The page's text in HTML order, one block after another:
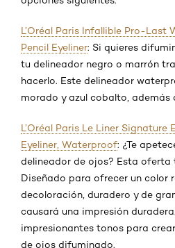
L’Oréal Paris Infallible Pro-Last
Pencil Eyeliner: Si quieres
tu delineador negro o marrón
hacerlo. Este delineador
morado y azul cobalto, además
L’Oréal Paris Le Liner Signature
Eyeliner, Waterproof: ¿Te
delineador de ojos? Esta oferta
Diseñado para ofrecer un color
decoloración, duradero y de
causará una impresión
impresionantes tonos para
de ojos difuminado.